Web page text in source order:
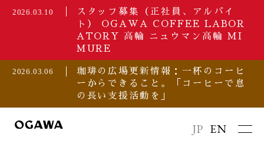
2026.03.10
スタッフ募集（正社員、アルバイ
ト） OGAWA COFFEE LABOR
ATORY 高輪 ニュウマン高輪 MI
MURE
2026.03.06
珈琲の広場更新情報：一杯のコーヒ
ーからできること。「コーヒーで息
の長い支援活動を」
JP EN